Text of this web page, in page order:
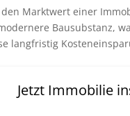
Marktwert einer
Bausubstanz,
langfristig
Jetzt Immobilie